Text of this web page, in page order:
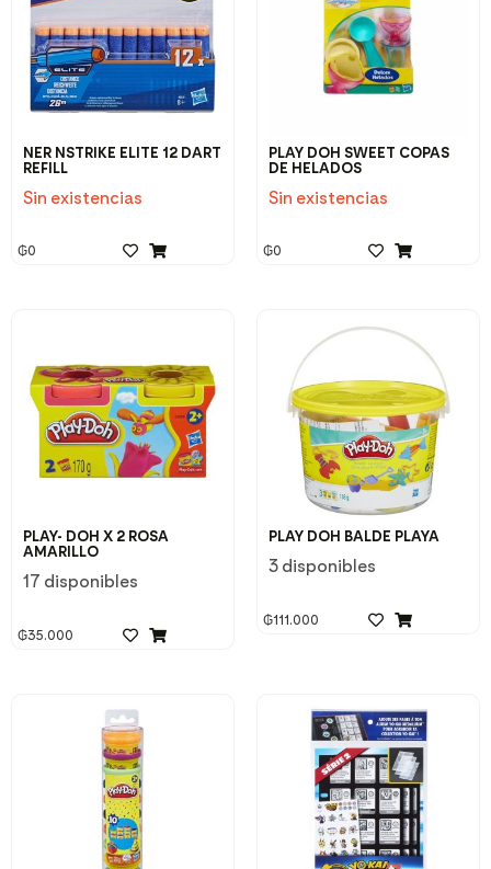
NER NSTRIKE ELITE 12 DART
REFILL
Sin existencias
₲0
PLAY DOH SWEET COPAS
DE HELADOS
Sin existencias
₲0
PLAY- DOH X 2 ROSA
AMARILLO
17 disponibles
₲35.000
PLAY DOH BALDE PLAYA
3 disponibles
₲111.000